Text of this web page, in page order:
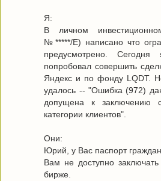
Я:
В личном
№*****/Е) написано что
предусмотрено.
попробовал совершить
Яндекс и по фонду LQDT.
удалось -- "Ошибка (972)
допущена к заключению
категории клиентов".
Они:
Юрий, у Вас паспорт
Вам не доступно
бирже.